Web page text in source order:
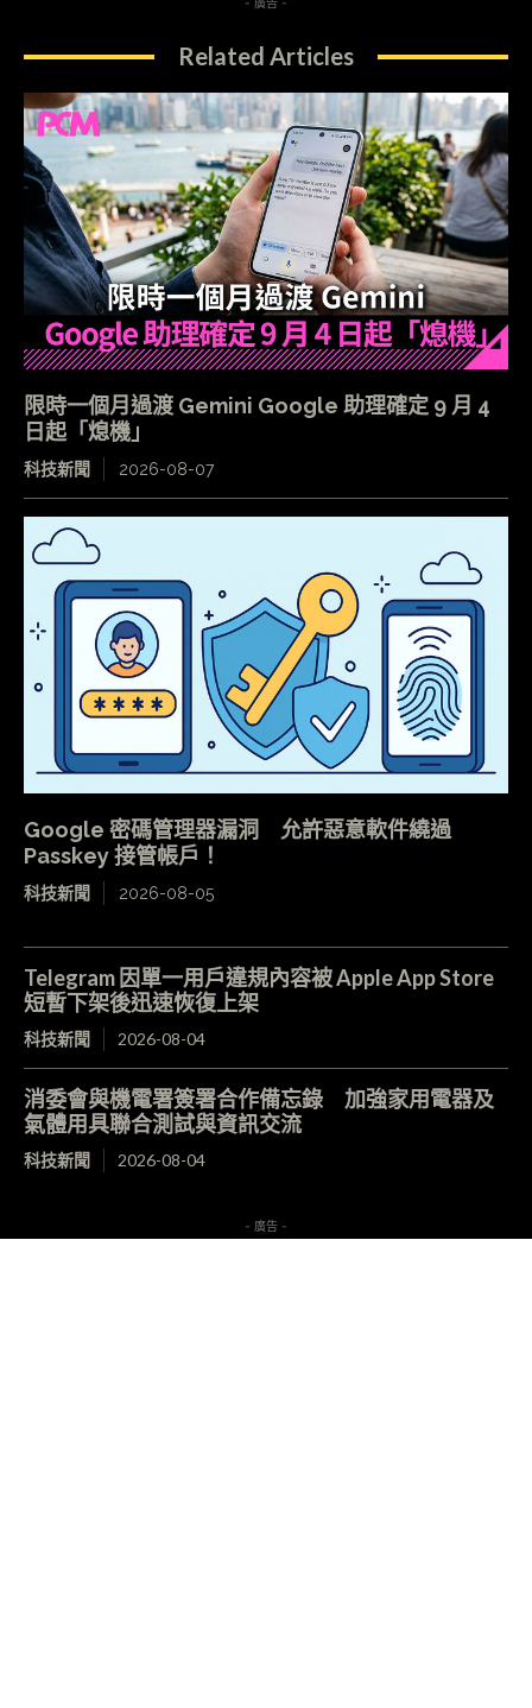
- 廣告 -
Related Articles
限時一個月過渡 Gemini Google 助理確定 9 月 4
日起「熄機」
科技新聞 2026-08-07
Google 密碼管理器漏洞 允許惡意軟件繞過
Passkey 接管帳戶！
科技新聞 2026-08-05
Telegram 因單一用戶違規內容被 Apple App Store
短暫下架後迅速恢復上架
科技新聞 2026-08-04
消委會與機電署簽署合作備忘錄 加強家用電器及
氣體用具聯合測試與資訊交流
科技新聞 2026-08-04
- 廣告 -